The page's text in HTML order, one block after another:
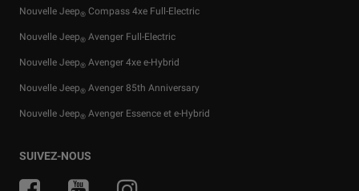
Nouvelle Jeep® Compass 4xe Full-Electric
Nouvelle Jeep® Avenger Full-Electric
Nouvelle Jeep® Avenger 4xe e-Hybrid
Nouvelle Jeep® Avenger 85th Anniversary
Nouvelle Jeep® Avenger Essence et e-Hybrid
Offres pour particuliers
Offres pour professionnelles
Services financiers
Private Lease
Guide tout terrain
Le berceau du SUV
Accessoires d'origine
Offres du moment
Actualités
Jeep & Juventus
SUIVEZ-NOUS